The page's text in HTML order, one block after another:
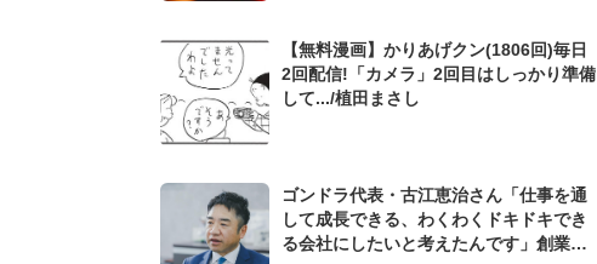
【無料漫画】かりあげクン(1806回)毎日
2回配信!「カメラ」2回目はしっかり準備
して.../植田まさし
ゴンドラ代表・古江恵治さん「仕事を通
して成長できる、わくわくドキドキでき
る会社にしたいと考えたんです」創業来